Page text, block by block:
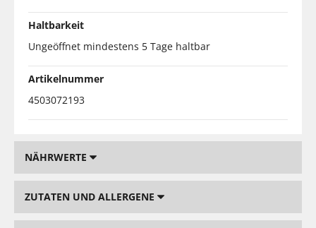
Haltbarkeit
Ungeöffnet mindestens 5 Tage haltbar
Artikelnummer
4503072193
NÄHRWERTE
ZUTATEN UND ALLERGENE